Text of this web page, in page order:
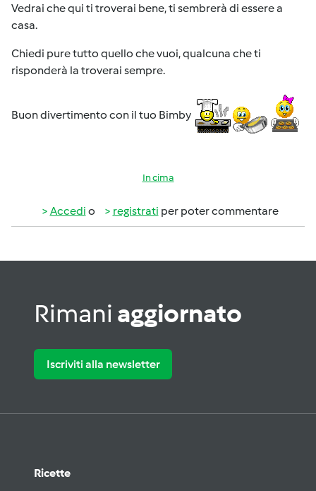
Vedrai che qui ti troverai bene, ti sembrerà di essere a
casa.
Chiedi pure tutto quello che vuoi, qualcuna che ti
risponderà la troverai sempre.
Buon divertimento con il tuo Bimby
In cima
Accedi o registrati per poter commentare
Rimani aggiornato
Iscriviti alla newsletter
Ricette